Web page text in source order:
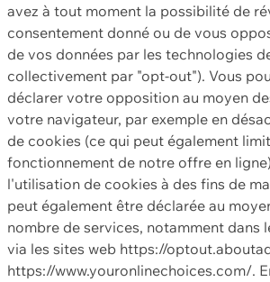
avez à tout moment la possibilité de
consentement donné ou de vous
de vos données par les technologies
collectivement par "opt-out"). Vous
déclarer votre opposition au moyen
votre navigateur, par exemple en
de cookies (ce qui peut également
fonctionnement de notre offre en
l'utilisation de cookies à des fins de
peut également être déclarée au
nombre de services, notamment dans
via les sites web https://
https://www.youronlinechoices.com/.